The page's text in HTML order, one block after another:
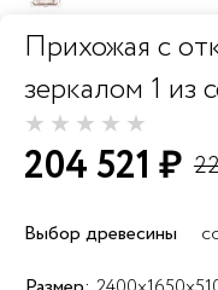
Прихожая с
зеркалом 1 из
204 521 ₽
Выбор древесины